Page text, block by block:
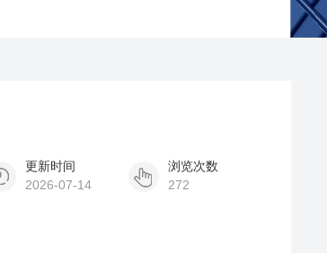
更新时间
2026-07-14
浏览次数
272